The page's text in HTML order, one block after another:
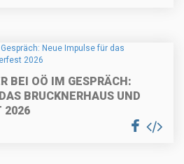
BEI OÖ IM GESPRÄCH:
BRUCKNERHAUS UND
2026